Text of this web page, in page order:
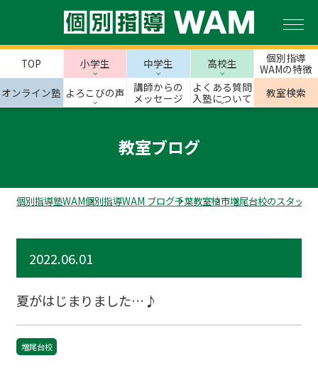
TOP 小学生 中学生 高校生
個別指導
WAMの特徴
オンライン塾 よろこびの声
講師からの
メッセージ
よくある質問
入塾について
教室検索
教室ブログ
個別指導塾WAM個別指導WAM ブログ千葉教室柏市増尾台校のスタッフ
2022.06.01
夏がはじまりました…♪
増尾台校